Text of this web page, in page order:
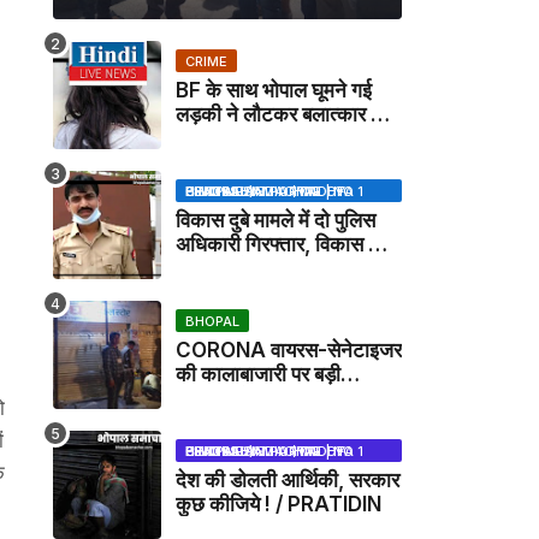
CRIME
BF के साथ भोपाल घूमने गई
लड़की ने लौटकर बलात्कार का
BHOPAL SAMACHAR | NO 1 HINDI NEWS PORTAL OF CENTRAL INDIA (MADHYA PRADESH)
विकास दुबे मामले में दो पुलिस
अधिकारी गिरफ्तार, विकास की
BHOPAL
CORONA वायरस-सेनेटाइजर
की कालाबाजारी पर बड़ी
BHOPAL SAMACHAR | NO 1 HINDI NEWS PORTAL OF CENTRAL INDIA (MADHYA PRADESH)
देश की डोलती आर्थिकी, सरकार
कुछ कीजिये ! / PRATIDIN